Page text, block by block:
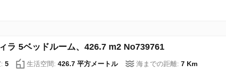
ラ 5ベッドルーム、426.7 m2 No739761
5 生活空間: 426.7 平方メートル 海までの距離: 7 Km